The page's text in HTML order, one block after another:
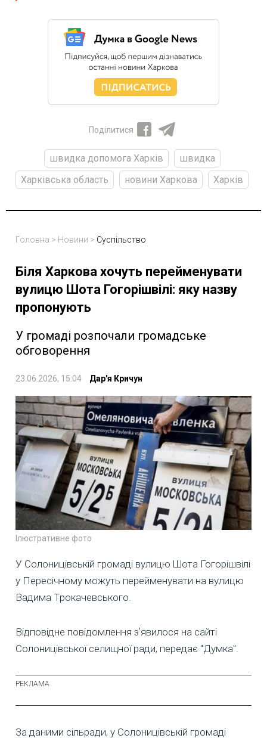
Поділитися
швидка допомога Харків
швидка
Харківська область
новини Харкова Харків
Головна > Новини > Суспільство
Біля Харкова хочуть перейменувати
вулицю Шота Гогорішвілі: яку назву
пропонують
У громаді розпочали громадське
обговорення
23.06.2026, 15:04 Дар'я Кричун
Ілюстративне фото
У Солоницівській громаді вулицю Шота Гогорішвілі
у Пересічному можуть перейменувати на вулицю
Вадима Трокачевського.
Відповідне повідомлення зʼявилося на сайті
Солоницівської селищної ради, передає "Думка".
За даними сільради, у Солоницівській громаді